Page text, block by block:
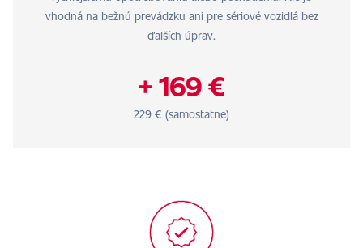
vhodná na bežnú prevádzku ani pre sériové vozidlá bez
ďalších úprav.
+ 169 €
229 € (samostatne)